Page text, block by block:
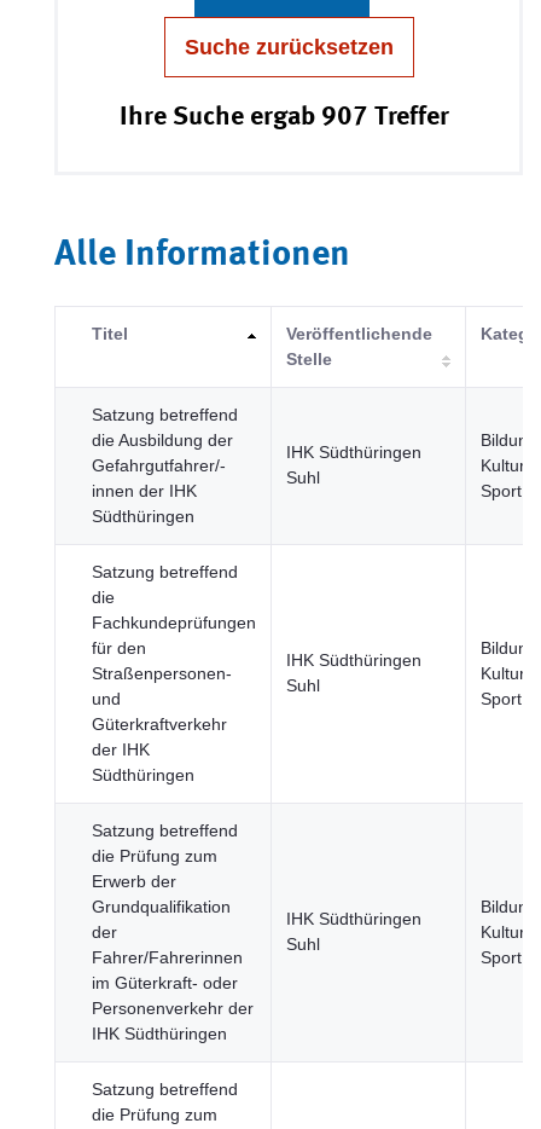
Suche zurücksetzen
Ihre Suche ergab 907 Treffer
Alle Informationen
Titel
Veröffentlichende
Stelle
Satzung betreffend
die Ausbildung der
Gefahrgutfahrer/-
innen der IHK
Südthüringen
IHK Südthüringen
Suhl
Bildung,
Kultur
Sport
Satzung betreffend
die
Fachkundeprüfungen
für den
Straßenpersonen-
und
Güterkraftverkehr
der IHK
Südthüringen
IHK Südthüringen
Suhl
Bildung,
Kultur
Sport
Satzung betreffend
die Prüfung zum
Erwerb der
Grundqualifikation
der
Fahrer/Fahrerinnen
im Güterkraft- oder
Personenverkehr der
IHK Südthüringen
IHK Südthüringen
Suhl
Bildung,
Kultur
Sport
Satzung betreffend
die Prüfung zum